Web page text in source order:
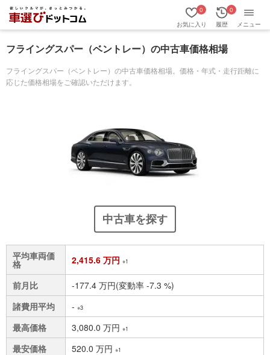
お気に入り
0
履歴
0
メニュー
フライングスパー（ベントレー）の中古車価格相場
フライングスパー（ベントレー）の中古車価格相場。価格・年式・走行距離に
応じた価格相場をご確認いただけます。
中古車を探す
平均車両価
格 2,415.6 万円 ※1
前月比
-177.4 万円(変動率 -7.3 %)
諸費用平均
- ※3
最高価格 3,080.0 万円 ※1
最安価格 520.0 万円 ※1